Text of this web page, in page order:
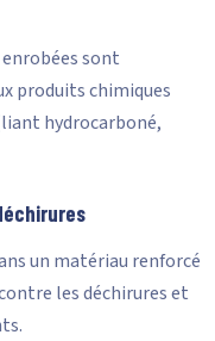
sont
produits chimiques
hydrocarboné,
un matériau renforcé
les déchirures et